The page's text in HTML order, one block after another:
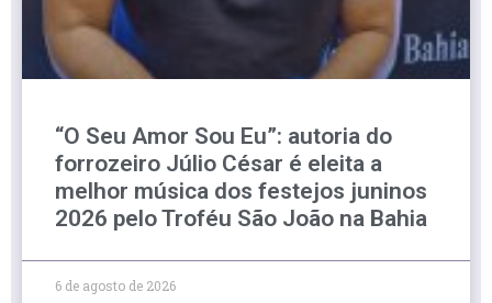
“O Seu Amor Sou Eu”: autoria do
forrozeiro Júlio César é eleita a
melhor música dos festejos juninos
2026 pelo Troféu São João na Bahia
6 de agosto de 2026